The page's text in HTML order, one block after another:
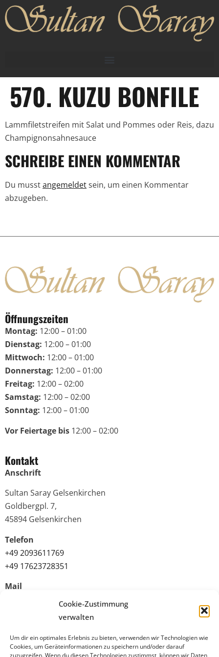
Cookie-Zustimmung
verwalten
Um dir ein optimales Erlebnis zu bieten, verwenden wir Technologien wie
Cookies, um Geräteinformationen zu speichern und/oder darauf
zuzugreifen. Wenn du diesen Technologien zustimmst, können wir Daten
570. KUZU BONFILE
Lammfiletstreifen mit Salat und Pommes oder Reis, dazu
Champignonsahnesauce
SCHREIBE EINEN KOMMENTAR
Du musstangemeldetsein, um einen Kommentar
abzugeben.
Öffnungszeiten
Montag: 12:00 – 01:00
Dienstag: 12:00 – 01:00
Mittwoch: 12:00 – 01:00
Donnerstag: 12:00 – 01:00
Freitag: 12:00 – 02:00
Samstag: 12:00 – 02:00
Sonntag: 12:00 – 01:00
Vor Feiertage bis 12:00 – 02:00
Kontakt
Anschrift
Sultan Saray Gelsenkirchen
Goldbergpl. 7,
45894 Gelsenkirchen
Telefon
+49 2093611769
+49 17623728351
Mail
info@sultansaray-ge.de
Datenschutz